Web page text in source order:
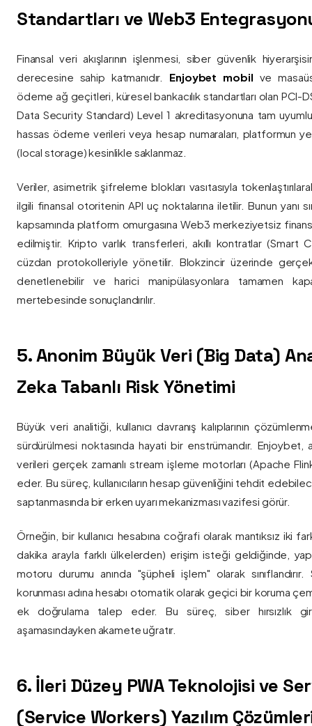
Standartları ve Web3
Finansal veri akışlarının işlenmesi, siber güvenlik
derecesine sahip katmanıdır. Enjoybet mobil ve
ödeme ağ geçitleri, küresel bankacılık standartları olan PCI-
Data Security Standard) Level 1 akreditasyonuna tam
hassas ödeme verileri veya hesap numaraları, platformun
(local storage) kesinlikle saklanmaz.
Veriler, asimetrik şifreleme blokları vasıtasıyla
ilgili finansal otoritenin API uç noktalarına iletilir. Bunun yanı
kapsamında platform omurgasına Web3 merkeziyetsiz
edilmiştir. Kripto varlık transferleri, akıllı kontratlar (Smart
cüzdan protokolleriyle yönetilir. Blokzincir üzerinde
denetlenebilir ve harici manipülasyonlara tamamen
mertebesinde sonuçlandırılır.
5. Anonim Büyük Veri (Big Data)
Zeka Tabanlı Risk Yönetimi
Büyük veri analitiği, kullanıcı davranış kalıplarının
sürdürülmesi noktasında hayati bir enstrümandır. Enjoybet,
verileri gerçek zamanlı stream işleme motorları (Apache Flink
eder. Bu süreç, kullanıcıların hesap güvenliğini tehdit
saptanmasında bir erken uyarı mekanizması vazifesi görür.
Örneğin, bir kullanıcı hesabına coğrafi olarak mantıksız iki
dakika arayla farklı ülkelerden) erişim isteği geldiğinde,
motoru durumu anında "şüpheli işlem" olarak sınıflandırır.
korunması adına hesabı otomatik olarak geçici bir koruma
ek doğrulama talep eder. Bu süreç, siber hırsızlık
aşamasındayken akamete uğratır.
6. İleri Düzey PWA Teknolojisi ve
(Service Workers) Yazılım